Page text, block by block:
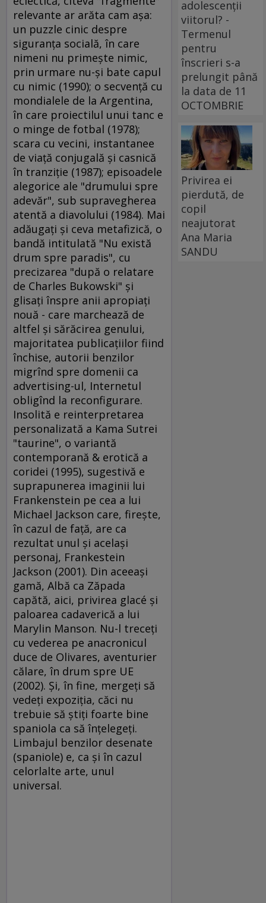
relevante ar arăta cam aşa:
un puzzle cinic despre
siguranţa socială, în care
nimeni nu primeşte nimic,
prin urmare nu-şi bate capul
cu nimic (1990); o secvenţă cu
mondialele de la Argentina,
în care proiectilul unui tanc e
o minge de fotbal (1978);
scara cu vecini, instantanee
de viaţă conjugală şi casnică
în tranziţie (1987); episoadele
alegorice ale "drumului spre
adevăr", sub supravegherea
atentă a diavolului (1984). Mai
adăugaţi şi ceva metafizică, o
bandă intitulată "Nu există
drum spre paradis", cu
precizarea "după o relatare
de Charles Bukowski" şi
glisaţi înspre anii apropiaţi
nouă - care marchează de
altfel şi sărăcirea genului,
majoritatea publicaţiilor fiind
închise, autorii benzilor
migrînd spre domenii ca
advertising-ul, Internetul
obligînd la reconfigurare.
Insolită e reinterpretarea
personalizată a Kama Sutrei
"taurine", o variantă
contemporană & erotică a
coridei (1995), sugestivă e
suprapunerea imaginii lui
Frankenstein pe cea a lui
Michael Jackson care, fireşte,
în cazul de faţă, are ca
rezultat unul şi acelaşi
personaj, Frankestein
Jackson (2001). Din aceeaşi
gamă, Albă ca Zăpada
capătă, aici, privirea glacé şi
paloarea cadaverică a lui
Marylin Manson. Nu-l treceţi
cu vederea pe anacronicul
duce de Olivares, aventurier
călare, în drum spre UE
(2002). Şi, în fine, mergeţi să
vedeţi expoziţia, căci nu
trebuie să ştiţi foarte bine
spaniola ca să înţelegeţi.
Limbajul benzilor desenate
(spaniole) e, ca şi în cazul
celorlalte arte, unul
universal.
adolescenții
viitorul? -
Termenul
pentru
înscrieri s-a
prelungit până
la data de 11
OCTOMBRIE
Privirea ei
pierdută, de
copil
neajutorat
Ana Maria
SANDU